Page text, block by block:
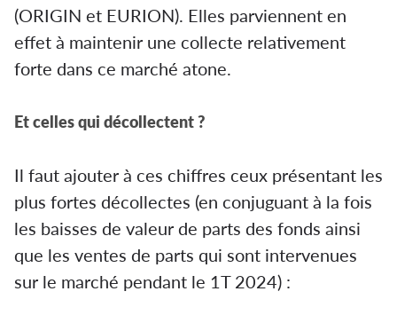
(ORIGIN et EURION). Elles parviennent en
effet à maintenir une collecte relativement
forte dans ce marché atone.
Et celles qui décollectent ?
Il faut ajouter à ces chiffres ceux présentant les
plus fortes décollectes (en conjuguant à la fois
les baisses de valeur de parts des fonds ainsi
que les ventes de parts qui sont intervenues
sur le marché pendant le 1T 2024) :